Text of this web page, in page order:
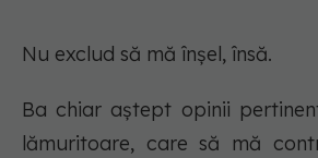
Nu exclud să mă înșel, însă.
Ba chiar aștept opinii
lămuritoare, care să mă